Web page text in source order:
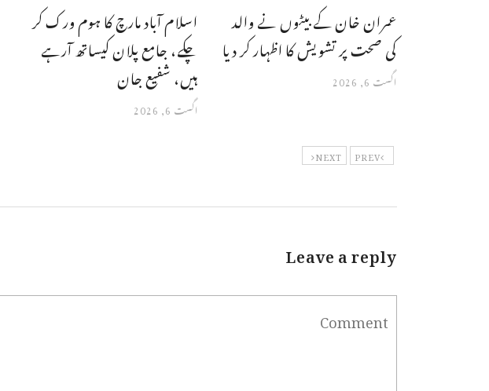
اسلام آباد مارچ کا ہوم ورک کر
چکے، جامع پلان کیساتھ آرہے
ہیں، شفیع جان
اگست 6, 2026
عمران خان کے بیٹوں نے والد
کی صحت پر تشویش کا اظہار کر دیا
اگست 6, 2026
PREV
NEXT
Leave a reply